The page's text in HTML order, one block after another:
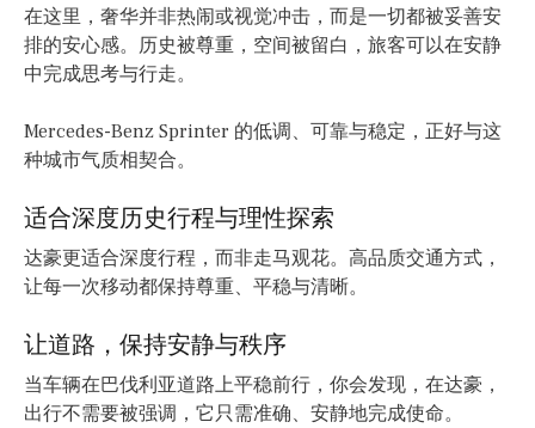
在这里，奢华并非热闹或视觉冲击，而是一切都被妥善安
排的安心感。历史被尊重，空间被留白，旅客可以在安静
中完成思考与行走。
Mercedes-Benz Sprinter 的低调、可靠与稳定，正好与这
种城市气质相契合。
适合深度历史行程与理性探索
达豪更适合深度行程，而非走马观花。高品质交通方式，
让每一次移动都保持尊重、平稳与清晰。
让道路，保持安静与秩序
当车辆在巴伐利亚道路上平稳前行，你会发现，在达豪，
出行不需要被强调，它只需准确、安静地完成使命。